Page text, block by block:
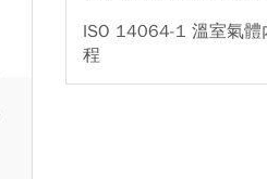
ISO 14064-1 溫室氣體
程